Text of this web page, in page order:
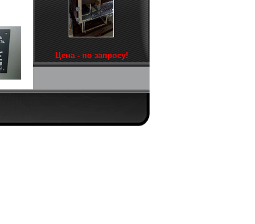
Цена - по запросу!